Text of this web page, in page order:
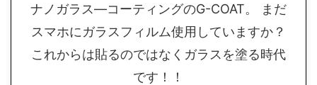
ナノガラス―コーティングのG-COAT。 まだ
スマホにガラスフィルム使用していますか？
これからは貼るのではなくガラスを塗る時代
です！！